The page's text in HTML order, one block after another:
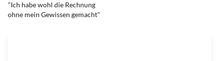
"Ich habe wohl die Rechnung
ohne mein Gewissen gemacht"
i
n
a